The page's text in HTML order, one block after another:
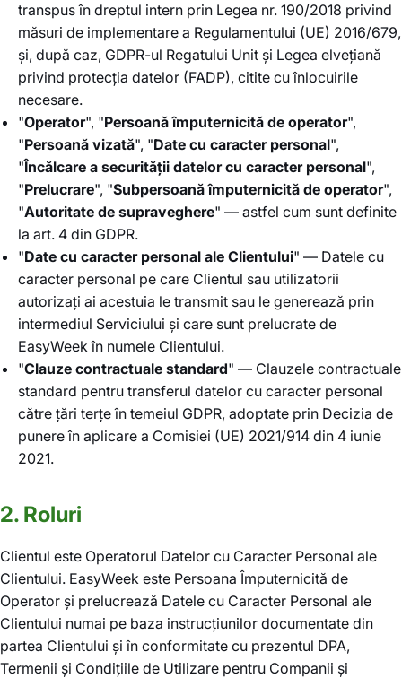
transpus în dreptul intern prin Legea nr. 190/2018 privind
măsuri de implementare a Regulamentului (UE) 2016/679,
și, după caz, GDPR-ul Regatului Unit și Legea elvețiană
privind protecția datelor (FADP), citite cu înlocuirile
necesare.
"Operator", "Persoană împuternicită de operator",
"Persoană vizată", "Date cu caracter personal",
"Încălcare a securității datelor cu caracter personal",
"Prelucrare", "Subpersoană împuternicită de operator",
"Autoritate de supraveghere" — astfel cum sunt definite
la art. 4 din GDPR.
"Date cu caracter personal ale Clientului" — Datele cu
caracter personal pe care Clientul sau utilizatorii
autorizați ai acestuia le transmit sau le generează prin
intermediul Serviciului și care sunt prelucrate de
EasyWeek în numele Clientului.
"Clauze contractuale standard" — Clauzele contractuale
standard pentru transferul datelor cu caracter personal
către țări terțe în temeiul GDPR, adoptate prin Decizia de
punere în aplicare a Comisiei (UE) 2021/914 din 4 iunie
2021.
2. Roluri
Clientul este Operatorul Datelor cu Caracter Personal ale
Clientului. EasyWeek este Persoana Împuternicită de
Operator și prelucrează Datele cu Caracter Personal ale
Clientului numai pe baza instrucțiunilor documentate din
partea Clientului și în conformitate cu prezentul DPA,
Termenii și Condițiile de Utilizare pentru Companii și